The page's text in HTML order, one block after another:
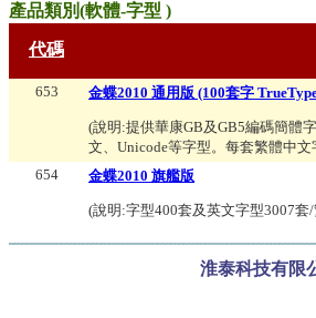
產品類別(軟體-字型 )
代碼
653 金蝶2010 通用版 (100套字
(說明:提供華康GB及GB5編碼簡體
文、Unicode等字型。每套繁體中
654
金蝶2010 旗艦版
(說明:字型400套及英文字型3007
淮泰科技有